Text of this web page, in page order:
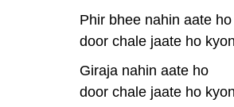
Phir bhee nahin aate ho
door chale jaate ho
Giraja nahin aate ho
door chale jaate ho